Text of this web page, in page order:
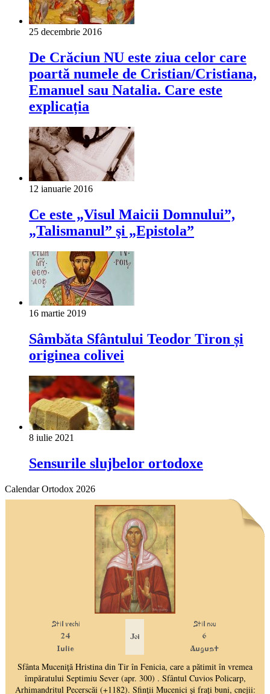
25 decembrie 2016
De Crăciun NU este ziua celor care
poartă numele de Cristian/Cristiana,
Emanuel sau Natalia. Care este
explicația
12 ianuarie 2016
Ce este „Visul Maicii Domnului”,
„Talismanul” şi „Epistola”
16 martie 2019
Sâmbăta Sfântului Teodor Tiron și
originea colivei
8 iulie 2021
Sensurile slujbelor ortodoxe
Calendar Ortodox 2026